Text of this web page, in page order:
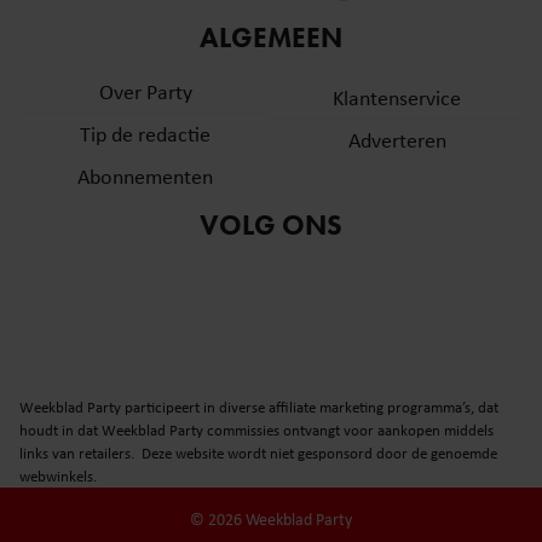
partners voor social media, adverteren en analyse. Deze
informatie die u aan ze heeft verstrekt of die ze hebben
verzameld op basis van uw gebruik van hun services. U
gebruiken.
ALGEMEEN
Over Party
Tip de redactie
Abonnementen
Klantenservice
Adverteren
VOLG ONS
Weekblad Party participeert in diverse affiliate marketing programma’s, dat
houdt in dat Weekblad Party commissies ontvangt voor aankopen middels
links van retailers. Deze website wordt niet gesponsord door de genoemde
webwinkels.
© 2026 Weekblad Party